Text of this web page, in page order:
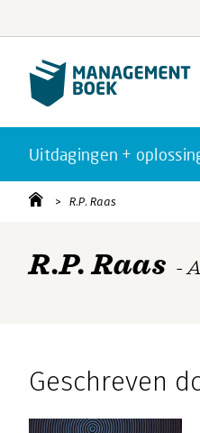
Uitdagingen +
R.P. Raas
R.P. Raas -
Geschreven